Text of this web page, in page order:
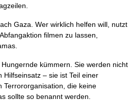
Gaza. Wer wirklich helfen will, nutzt
filmen zu lassen,
kümmern. Sie werden nicht
– sie ist Teil einer
Terrororganisation, die keine
sollte so benannt werden.